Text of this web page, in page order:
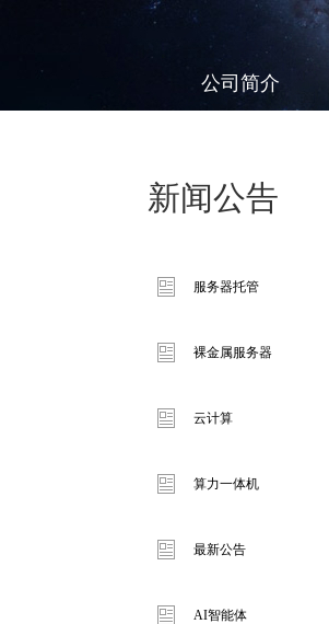
公司简介
新闻公告
服务器托管
裸金属服务器
云计算
算力一体机
最新公告
AI智能体